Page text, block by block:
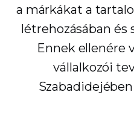
a márkákat a
létrehozásában és
Ennek ellenére
vállalkozói